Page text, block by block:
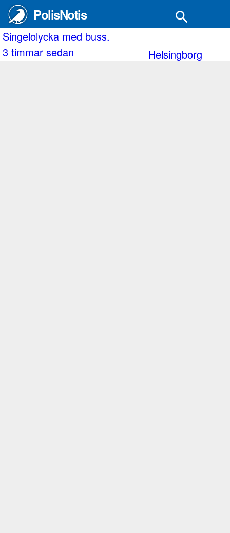
PolisNotis
Singelolycka med buss.
3 timmar sedan
Helsingborg
i Jordbro.